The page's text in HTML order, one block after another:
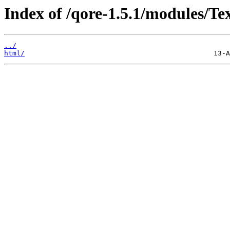
Index of /qore-1.5.1/modules/
../
html/